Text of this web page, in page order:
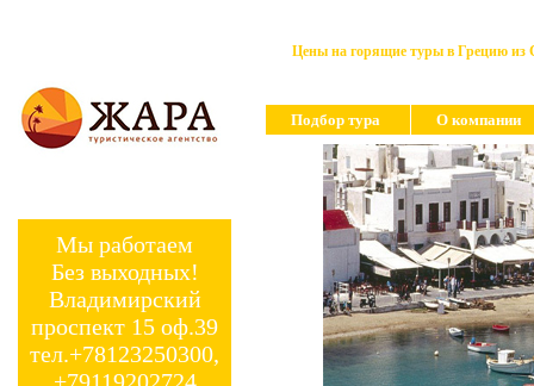
Мы работаем
Без выходных!
Владимирский
проспект 15 оф.39
тел.+78123250300,
Цены на горящие туры в Грецию из
Подбор тура О компании